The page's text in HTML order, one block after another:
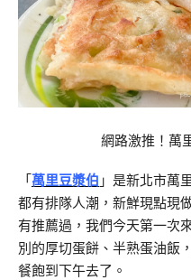
網路激推！萬
「萬里豆漿伯 」是新北市萬
都有排隊人潮，新鮮現點現
有推薦過，我們今天第一次
別的厚切蛋餅、半熟蛋油飯
餐飽到下午去了。